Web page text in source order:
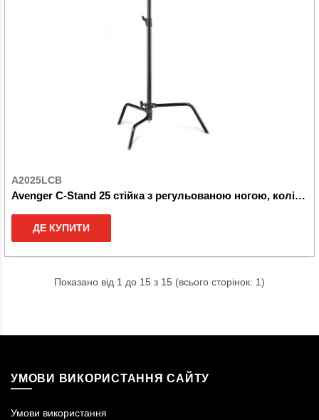
A2025LCB
Avenger C-Stand 25 стійка з регульованою ногою, колір чорний
ДЕ КУПИТИ
Показано від 1 до 15 з 15 (всього сторінок: 1)
УМОВИ ВИКОРИСТАННЯ САЙТУ
Умови використання